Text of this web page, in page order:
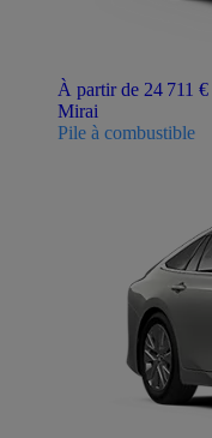
À partir de 24 711 €
Mirai
Pile à combustible